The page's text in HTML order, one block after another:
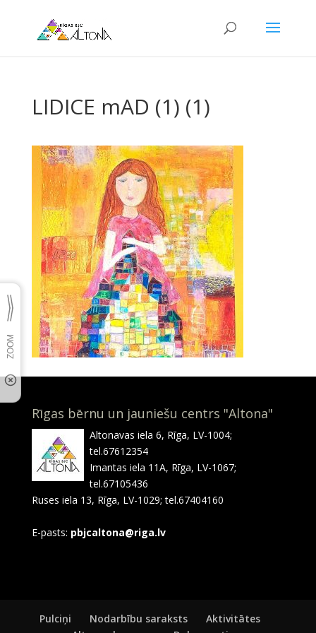
LIDICE mAD (1) (1)
Rīgas bērnu un jauniešu centrs "Altona"
Altonavas iela 6, Rīga, LV-1004;
tel.67612354
Imantas iela 11A, Rīga, LV-1067;
tel.67105436
Ruses iela 13, Rīga, LV-1029; tel.67404160
E-pasts: pbjcaltona@riga.lv
Pulciņi Nodarbību saraksts
Aktivitātes